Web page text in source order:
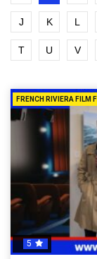
J K L
T U V
FRENCH RIVIERA FILM
5